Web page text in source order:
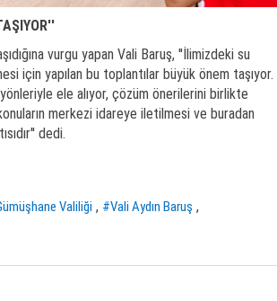
vurgu yapan Vali Baruş, ''İlimizdeki su
için yapılan bu toplantılar büyük önem taşıyor.
yönleriyle ele alıyor, çözüm önerilerini birlikte
merkezi idareye iletilmesi ve buradan
dedi.
Valiliği , #Vali Aydın Baruş ,